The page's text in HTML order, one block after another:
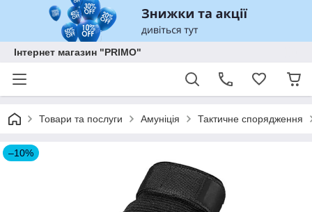
Інтернет магазин "PRIMO"
Товари та послуги Амуніція Тактичне спорядження
–10%